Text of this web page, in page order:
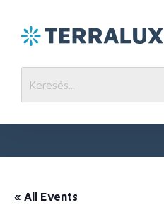
« All Events